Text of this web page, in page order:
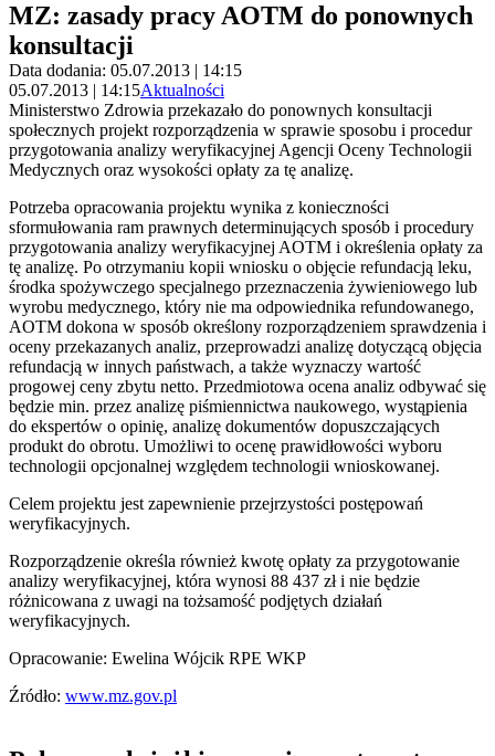
MZ: zasady pracy AOTM do ponownych
konsultacji
Data dodania: 05.07.2013 | 14:15
05.07.2013 | 14:15Aktualności
Ministerstwo Zdrowia przekazało do ponownych konsultacji
społecznych projekt rozporządzenia w sprawie sposobu i procedur
przygotowania analizy weryfikacyjnej Agencji Oceny Technologii
Medycznych oraz wysokości opłaty za tę analizę.
Potrzeba opracowania projektu wynika z konieczności
sformułowania ram prawnych determinujących sposób i procedury
przygotowania analizy weryfikacyjnej AOTM i określenia opłaty za
tę analizę. Po otrzymaniu kopii wniosku o objęcie refundacją leku,
środka spożywczego specjalnego przeznaczenia żywieniowego lub
wyrobu medycznego, który nie ma odpowiednika refundowanego,
AOTM dokona w sposób określony rozporządzeniem sprawdzenia i
oceny przekazanych analiz, przeprowadzi analizę dotyczącą objęcia
refundacją w innych państwach, a także wyznaczy wartość
progowej ceny zbytu netto. Przedmiotowa ocena analiz odbywać się
będzie min. przez analizę piśmiennictwa naukowego, wystąpienia
do ekspertów o opinię, analizę dokumentów dopuszczających
produkt do obrotu. Umożliwi to ocenę prawidłowości wyboru
technologii opcjonalnej względem technologii wnioskowanej.
Celem projektu jest zapewnienie przejrzystości postępowań
weryfikacyjnych.
Rozporządzenie określa również kwotę opłaty za przygotowanie
analizy weryfikacyjnej, która wynosi 88 437 zł i nie będzie
różnicowana z uwagi na tożsamość podjętych działań
weryfikacyjnych.
Opracowanie: Ewelina Wójcik RPE WKP
Źródło: www.mz.gov.pl